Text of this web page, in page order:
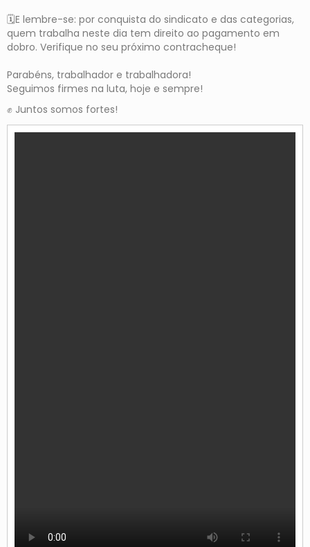
🗓️E lembre-se: por conquista do sindicato e das categorias,
quem trabalha neste dia tem direito ao pagamento em
dobro. Verifique no seu próximo contracheque!
Parabéns, trabalhador e trabalhadora!
Seguimos firmes na luta, hoje e sempre!
✊ Juntos somos fortes!